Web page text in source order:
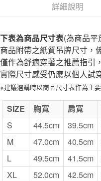
付款後7-11取貨
宅配
每筆NT$150，滿NT$2,000(
無印良品門市自取
免運費
詳細說明
下表為商品尺寸表(為商品平
商品附帶之紙質吊牌尺寸，
僅作為舒適穿著之推薦指引，
實際尺寸感受仍應以個人試
※建議選購時以商品尺寸表作為主
SIZE 胸寬 肩寬
S
44.5cm 39.5cm
M
47.0cm 40.5cm
L
49.5cm 41.5cm
XL
52.0cm 42.5cm